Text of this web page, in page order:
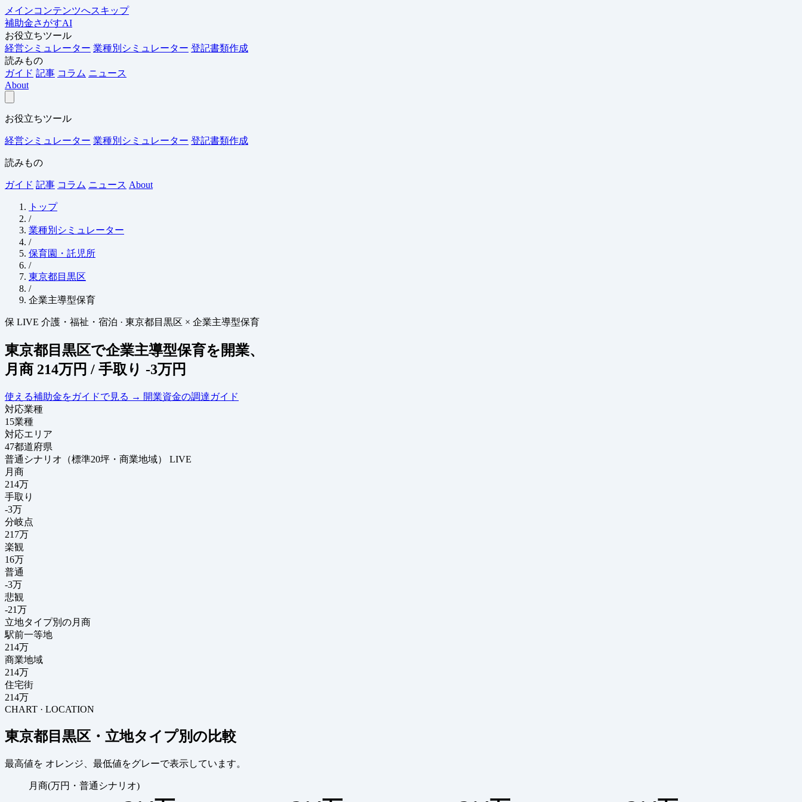
メインコンテンツへスキップ
補助金さがすAI
お役立ちツール
経営シミュレーター 業種別シミュレーター 登記書類作成
読みもの
ガイド 記事 コラム ニュース
About
お役立ちツール
経営シミュレーター 業種別シミュレーター 登記書類作成
読みもの
ガイド 記事 コラム ニュース About
トップ
/
業種別シミュレーター
/
保育園・託児所
/
東京都目黒区
/
企業主導型保育
保 LIVE 介護・福祉・宿泊 · 東京都目黒区 × 企業主導型保育
東京都目黒区で企業主導型保育を開業、
月商 214万円 / 手取り -3万円
使える補助金をガイドで見る → 開業資金の調達ガイド
対応業種
15業種
対応エリア
47都道府県
普通シナリオ（標準20坪・商業地域）
LIVE
月商
214万
手取り
-3万
分岐点
217万
楽観
16万
普通
-3万
悲観
-21万
立地タイプ別の月商
駅前一等地
214万
商業地域
214万
住宅街
214万
CHART · LOCATION
東京都目黒区・立地タイプ別の比較
最高値を オレンジ 、最低値をグレーで表示しています。
月商(万円・普通シナリオ)